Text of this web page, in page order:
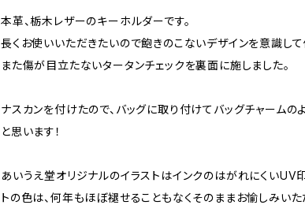
本革、栃木レザーのキーホルダーです。
長くお使いいただきたいので飽きのこないデザインを意識して
また傷が目立たないタータンチェックを裏面に施しました。
ナスカンを付けたので、バッグに取り付けてバッグチャームの
と思います！
あいうえ堂オリジナルのイラストはインクのはがれにくいUV
トの色は、何年もほぼ褪せることもなくそのままお愉しみい